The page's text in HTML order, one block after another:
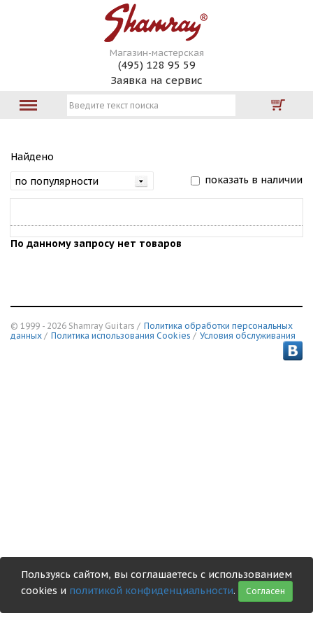
Магазин-мастерская
(495) 128 95 59
Заявка на сервис
Найдено
показать в наличии
По данному запросу нет товаров
© 1999 - 2026 Shamray Guitars / Политика обработки персональных
данных / Политика использования Сookies / Условия обслуживания
Пользуясь сайтом, вы соглашаетесь с использованием
cookies и политикой конфиденциальности. Согласен